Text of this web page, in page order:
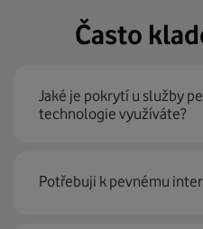
Často
Jaké je pokrytí u služby
technologie využíváte?
Pevný internet můžeme
domácností
Potřebuji k pevnému